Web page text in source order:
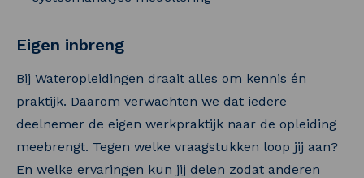
Eigen inbreng
Bij Wateropleidingen draait alles om kennis én
praktijk. Daarom verwachten we dat iedere
deelnemer de eigen werkpraktijk naar de opleiding
meebrengt. Tegen welke vraagstukken loop jij aan?
En welke ervaringen kun jij delen zodat anderen